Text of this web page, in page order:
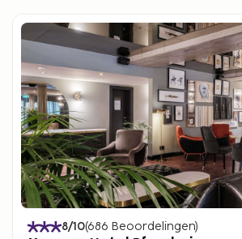
8/10(686 Beoordelingen)